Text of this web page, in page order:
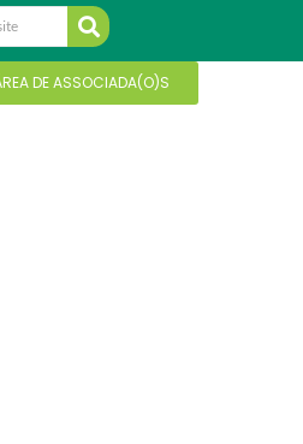
DE ASSOCIADA(O)S